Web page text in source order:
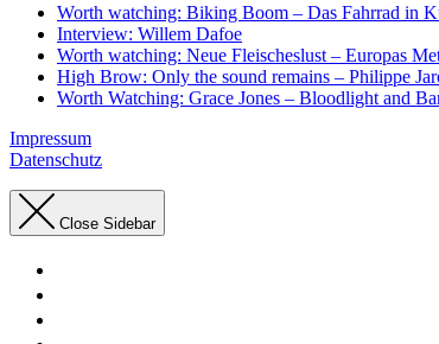
Worth watching: Biking Boom – Das Fahrrad in
Interview: Willem Dafoe
Worth watching: Neue Fleischeslust – Europas
High Brow: Only the sound remains – Philippe
Worth Watching: Grace Jones – Bloodlight and
Impressum
Datenschutz
Close Sidebar